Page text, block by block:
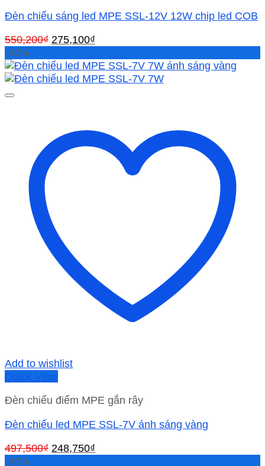
Đèn chiếu sáng led MPE SSL-12V 12W chip led COB
550,200₫ Giá
là:
550,200₫.
275,100₫
tại
là:
-50%
Add to wishlist
Quick View
Đèn chiếu điểm MPE gắn rây
Đèn chiếu led MPE SSL-7V ánh sáng vàng
497,500₫ Giá
248,750₫
-50%